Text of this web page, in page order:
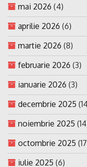
mai 2026 (4)
aprilie 2026 (6)
martie 2026 (8)
februarie 2026 (3)
ianuarie 2026 (3)
decembrie 2025
noiembrie 2025
octombrie 2025
iulie 2025 (6)